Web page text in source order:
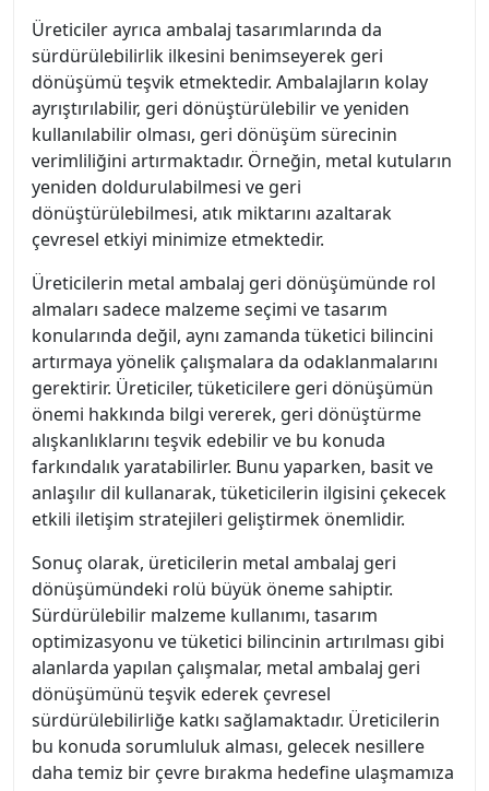
Üreticiler ayrıca ambalaj tasarımlarında da
sürdürülebilirlik ilkesini benimseyerek geri
dönüşümü teşvik etmektedir. Ambalajların kolay
ayrıştırılabilir, geri dönüştürülebilir ve yeniden
kullanılabilir olması, geri dönüşüm sürecinin
verimliliğini artırmaktadır. Örneğin, metal kutuların
yeniden doldurulabilmesi ve geri
dönüştürülebilmesi, atık miktarını azaltarak
çevresel etkiyi minimize etmektedir.
Üreticilerin metal ambalaj geri dönüşümünde rol
almaları sadece malzeme seçimi ve tasarım
konularında değil, aynı zamanda tüketici bilincini
artırmaya yönelik çalışmalara da odaklanmalarını
gerektirir. Üreticiler, tüketicilere geri dönüşümün
önemi hakkında bilgi vererek, geri dönüştürme
alışkanlıklarını teşvik edebilir ve bu konuda
farkındalık yaratabilirler. Bunu yaparken, basit ve
anlaşılır dil kullanarak, tüketicilerin ilgisini çekecek
etkili iletişim stratejileri geliştirmek önemlidir.
Sonuç olarak, üreticilerin metal ambalaj geri
dönüşümündeki rolü büyük öneme sahiptir.
Sürdürülebilir malzeme kullanımı, tasarım
optimizasyonu ve tüketici bilincinin artırılması gibi
alanlarda yapılan çalışmalar, metal ambalaj geri
dönüşümünü teşvik ederek çevresel
sürdürülebilirliğe katkı sağlamaktadır. Üreticilerin
bu konuda sorumluluk alması, gelecek nesillere
daha temiz bir çevre bırakma hedefine ulaşmamıza